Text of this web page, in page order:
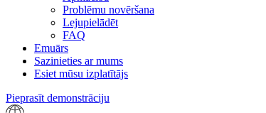
Problēmu novēršana
Lejupielādēt
FAQ
Emuārs
Sazinieties ar mums
Esiet mūsu izplatītājs
Pieprasīt demonstrāciju